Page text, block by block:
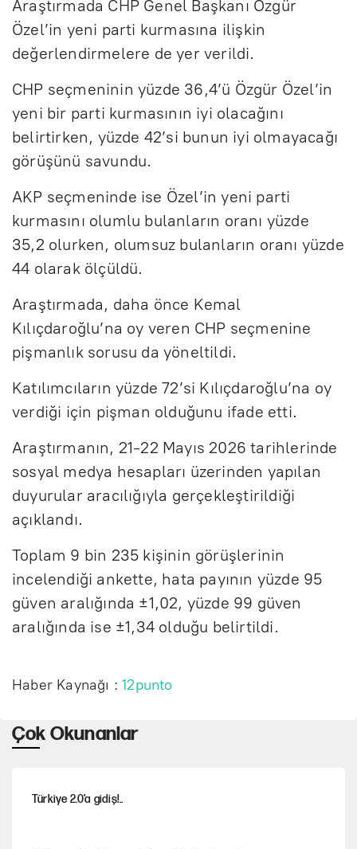
Araştırmada CHP Genel Başkanı Özgür
Özel’in yeni parti kurmasına ilişkin
değerlendirmelere de yer verildi.
CHP seçmeninin yüzde 36,4’ü Özgür Özel’in
yeni bir parti kurmasının iyi olacağını
belirtirken, yüzde 42’si bunun iyi olmayacağı
görüşünü savundu.
AKP seçmeninde ise Özel’in yeni parti
kurmasını olumlu bulanların oranı yüzde
35,2 olurken, olumsuz bulanların oranı yüzde
44 olarak ölçüldü.
Araştırmada, daha önce Kemal
Kılıçdaroğlu’na oy veren CHP seçmenine
pişmanlık sorusu da yöneltildi.
Katılımcıların yüzde 72’si Kılıçdaroğlu’na oy
verdiği için pişman olduğunu ifade etti.
Araştırmanın, 21-22 Mayıs 2026 tarihlerinde
sosyal medya hesapları üzerinden yapılan
duyurular aracılığıyla gerçekleştirildiği
açıklandı.
Toplam 9 bin 235 kişinin görüşlerinin
incelendiği ankette, hata payının yüzde 95
güven aralığında ±1,02, yüzde 99 güven
aralığında ise ±1,34 olduğu belirtildi.
Haber Kaynağı :12punto
Çok Okunanlar
Türkiye 2.0’a gidiş!..